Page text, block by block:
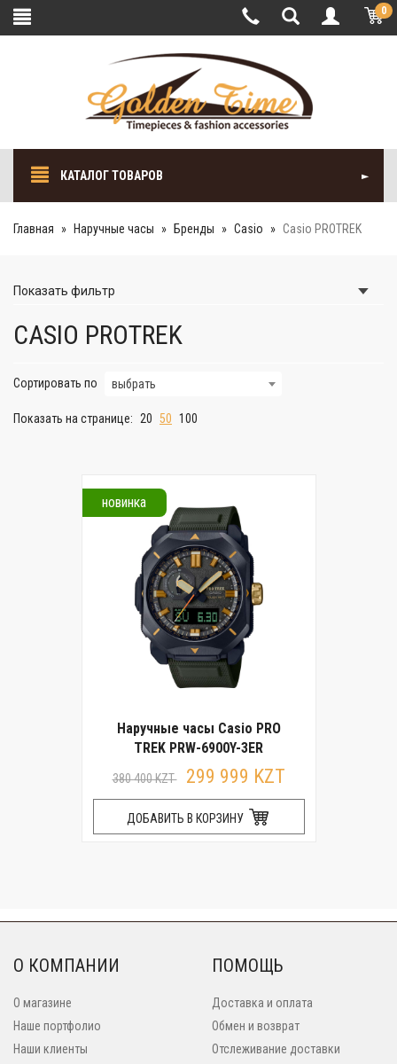
0
КАТАЛОГ ТОВАРОВ
Главная Наручные часы Бренды Casio Casio PROTREK
Показать фильтр
CASIO PROTREK
Сортировать по выбрать
Показать на странице: 20 50 100
новинка
Наручные часы Casio PRO
TREK PRW-6900Y-3ER
380 400 KZT 299 999 KZT
ДОБАВИТЬ В КОРЗИНУ
О КОМПАНИИ
О магазине
Наше портфолио
Наши клиенты
ПОМОЩЬ
Доставка и оплата
Обмен и возврат
Отслеживание доставки